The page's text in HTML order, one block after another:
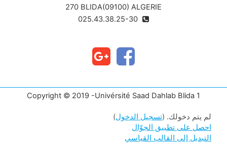
270 BLIDA(09100) ALGERIE
Copyright © 2019 -Univérsité Saad Dahlab Blida 1
لم يتم دخولك. (تسجيل الدخول)
احصل على تطبيق الجوّال
التبديل إلى القالب القياسي